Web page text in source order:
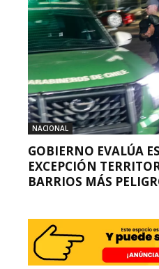
NACIONAL
GOBIERNO EVALÚA
EXCEPCIÓN
BARRIOS MÁS